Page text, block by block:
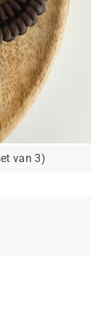
van 3)